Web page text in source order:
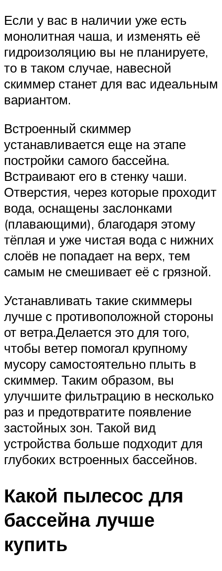
Если у вас в наличии уже есть
монолитная чаша, и изменять её
гидроизоляцию вы не планируете,
то в таком случае, навесной
скиммер станет для вас идеальным
вариантом.
Встроенный скиммер
устанавливается еще на этапе
постройки самого бассейна.
Встраивают его в стенку чаши.
Отверстия, через которые проходит
вода, оснащены заслонками
(плавающими), благодаря этому
тёплая и уже чистая вода с нижних
слоёв не попадает на верх, тем
самым не смешивает её с грязной.
Устанавливать такие скиммеры
лучше с противоположной стороны
от ветра.Делается это для того,
чтобы ветер помогал крупному
мусору самостоятельно плыть в
скиммер. Таким образом, вы
улучшите фильтрацию в несколько
раз и предотвратите появление
застойных зон. Такой вид
устройства больше подходит для
глубоких встроенных бассейнов.
Какой пылесос для
бассейна лучше
купить